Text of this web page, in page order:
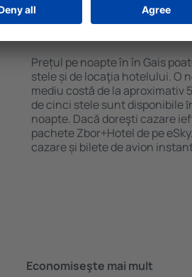
Cât costă o noapte
Gais?
Prețul pe noapte în în Gais
stele și de locaţia hotelului. O
mediu costă de la aproximativ
de cinci stele sunt disponibile
noapte. Dacă doreşti cazare
pachete Zbor+Hotel de pe
cazare și bilete de avion
Economiseşte mai mult